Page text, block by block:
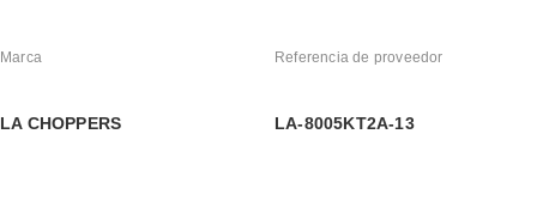
Marca
LA CHOPPERS
Referencia de proveedor
LA-8005KT2A-13